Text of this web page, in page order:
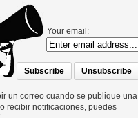
Your email:
un correo cuando se publique una
recibir notificaciones, puedes